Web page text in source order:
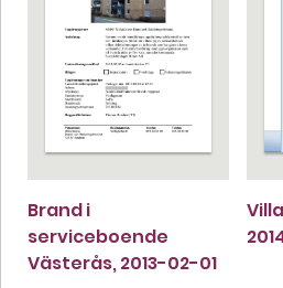
Brand i
serviceboende
Västerås, 2013-02-01